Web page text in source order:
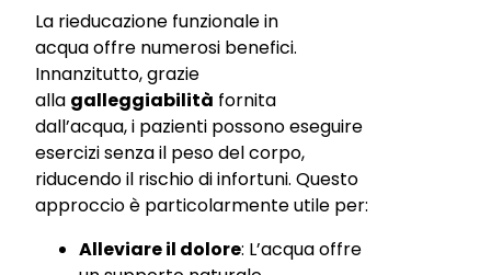
La rieducazione funzionale in
acqua offre numerosi benefici.
Innanzitutto, grazie
alla galleggiabilità fornita
dall’acqua, i pazienti possono eseguire
esercizi senza il peso del corpo,
riducendo il rischio di infortuni. Questo
approccio è particolarmente utile per:
Alleviare il dolore: L’acqua offre